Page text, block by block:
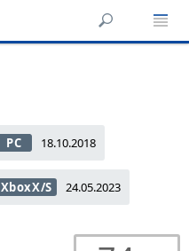
PC 18.10.2018
XboxX/S 24.05.2023